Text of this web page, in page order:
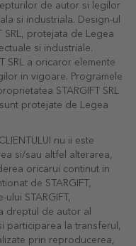
de autor si legilor
si industriala. Design-ul
SRL, protejata de Legea
si industriale.
SRL a oricaror elemente
in vigoare. Programele
STARGIFT SRL
protejate de Legea
nu ii este
si/sau altfel alterarea,
oricarui continut in
de STARGIFT,
STARGIFT,
dreptul de autor al
participarea la transferul,
prin reproducerea,